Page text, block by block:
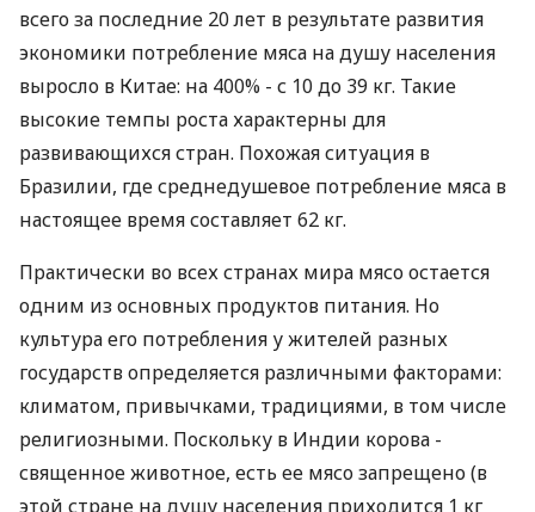
всего за последние 20 лет в результате развития
экономики потребление мяса на душу населения
выросло в Китае: на 400% - с 10 до 39 кг. Такие
высокие темпы роста характерны для
развивающихся стран. Похожая ситуация в
Бразилии, где среднедушевое потребление мяса в
настоящее время составляет 62 кг.
Практически во всех странах мира мясо остается
одним из основных продуктов питания. Но
культура его потребления у жителей разных
государств определяется различными факторами:
климатом, привычками, традициями, в том числе
религиозными. Поскольку в Индии корова -
священное животное, есть ее мясо запрещено (в
этой стране на душу населения приходится 1 кг